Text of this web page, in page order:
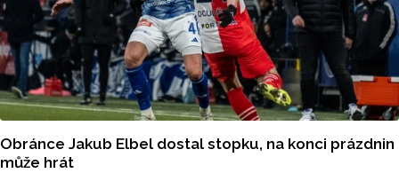
Obránce Jakub Elbel dostal stopku, na konci prázdnin
může hrát